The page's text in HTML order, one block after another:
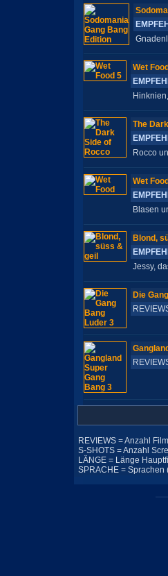
Wet
The
Rocco
Wet Food
Blasen
Blond,
Jessy,
Die
REVIEWS = Anzahl
S-SHOTS = Anzahl
LÄNGE = Länge
SPRACHE = Sprachen